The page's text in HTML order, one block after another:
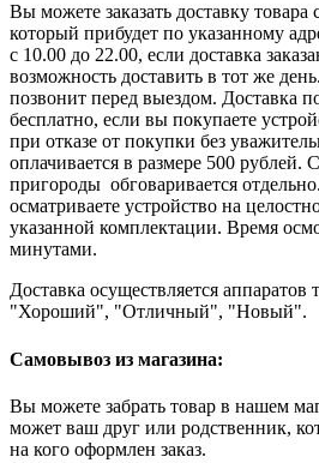
Вы можете заказать доставку
который прибудет по указанному
с 10.00 до 22.00, если доставка
возможность доставить в тот же
позвонит перед выездом. Доставка
бесплатно, если вы покупаете
при отказе от покупки без
оплачивается в размере 500 рублей.
пригороды обговаривается
осматриваете устройство на
указанной комплектации. Время
минутами.
Доставка осуществляется аппаратов
"Хороший", "Отличный", "Новый".
Самовывоз из магазина:
Вы можете забрать товар в нашем
может ваш друг или родственник,
на кого оформлен заказ.